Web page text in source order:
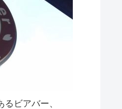
ビアバー、